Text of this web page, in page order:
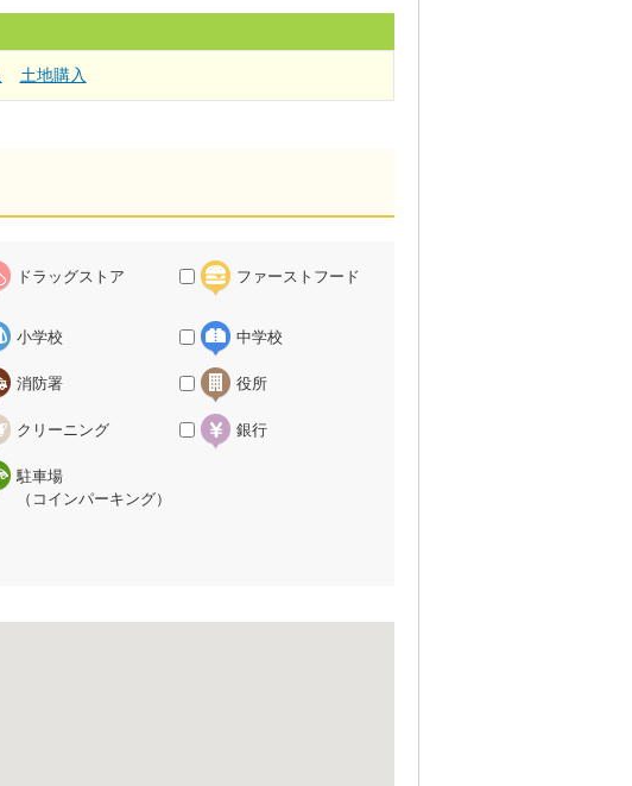
土地購入
ドラッグストア ファーストフード
小学校 中学校
消防署 役所
クリーニング 銀行
駐車場
（コインパーキング）